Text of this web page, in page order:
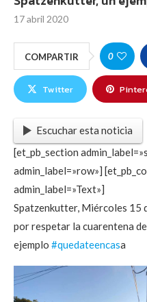
17 abril 2020
COMPARTIR 0
Twitter
Escuchar esta noticia
[et_pb_section
admin_label=»row»]
admin_label=»Text»]
Spatzenkutter, Miércoles 15
por respetar la cuarentena
ejemplo #quedateencasa